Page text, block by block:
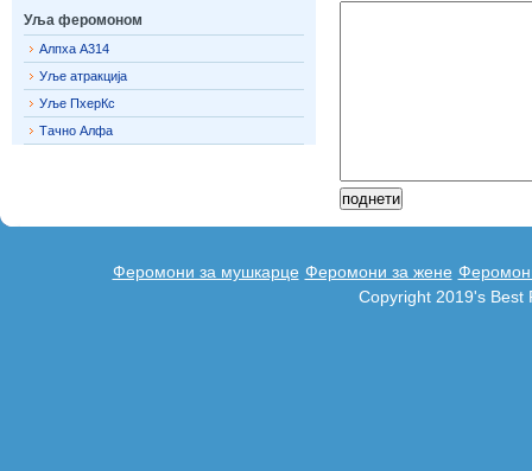
Уља феромоном
Алпха А314
Уље атракција
Уље ПхерКс
Тачно Алфа
Феромони за мушкарце Феромони за жене
Copyright 2019's Best